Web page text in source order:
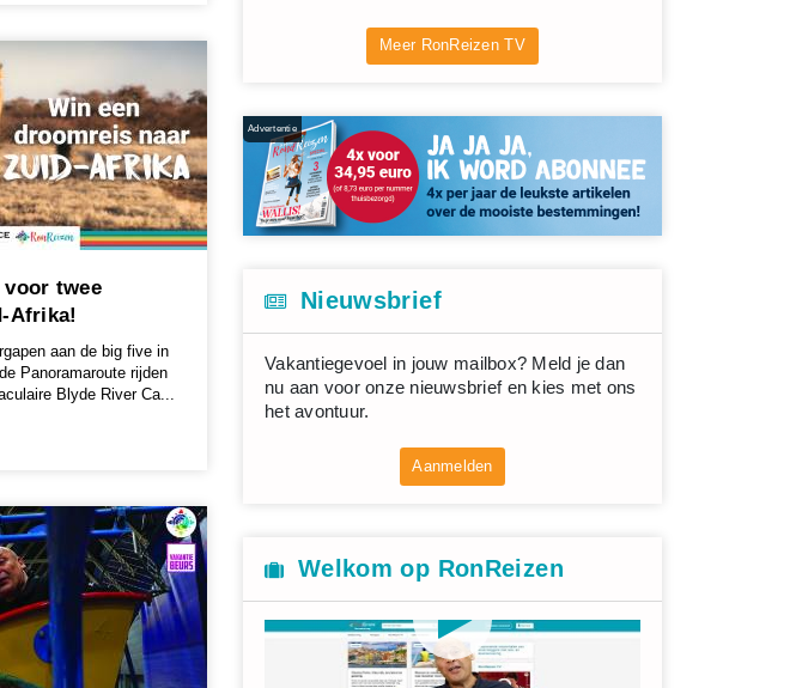
twee
Afrika!
aan de big five in
Panoramaroute rijden
Blyde River Ca...
Meer RonReizen TV
Advertentie
Nieuwsbrief
Vakantiegevoel in jouw mailbox? Meld je dan
nu aan voor onze nieuwsbrief en kies met ons
het avontuur.
Aanmelden
Welkom op RonReizen